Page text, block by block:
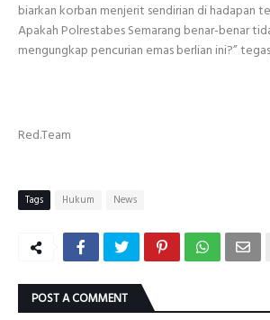
biarkan korban menjerit sendirian di hadapan
Apakah Polrestabes Semarang benar-benar
mengungkap pencurian emas berlian ini?”
Red.Team
Tags Hukum News
POST A COMMENT